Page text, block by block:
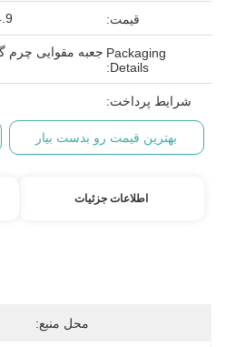
قیمت: Freight）
Packaging
Details:
جعبه مقوایی چرم
شرایط پرداخت:
بهترین قیمت رو بدست بیار
اطلاعات جزئیات
محل منبع: